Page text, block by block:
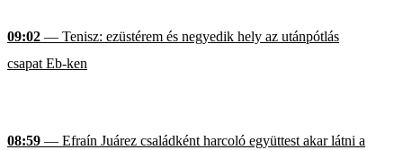
09:02 — Tenisz: ezüstérem és negyedik hely az utánpótlás
csapat Eb-ken
08:59 — Efraín Juárez családként harcoló együttest akar látni a